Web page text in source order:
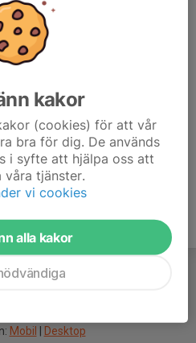
i Profixio.
Mobil Desktop
kakor
(cookies) för att vår
bra för dig. De används
i syfte att hjälpa oss att
tjänster.
vi cookies
alla kakor